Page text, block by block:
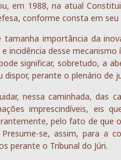
em 1988, na atual
conforme consta em seu
importância da
incidência desse
significar, sobretudo, a
dispor, perante o plenário de
nessa caminhada, das
imprescindíveis, eis
pelo fato de que
Presume-se, assim, para a
perante o Tribunal do Júri.